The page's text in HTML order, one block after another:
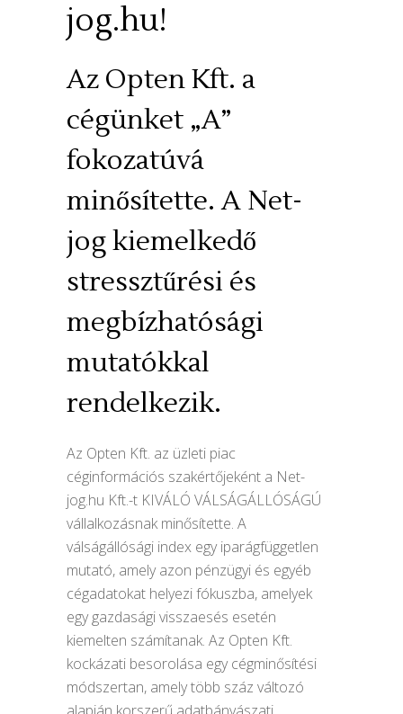
jog.hu!
Az Opten Kft. a
cégünket „A”
fokozatúvá
minősítette. A Net-
jog kiemelkedő
stressztűrési és
megbízhatósági
mutatókkal
rendelkezik.
Az Opten Kft. az üzleti piac
céginformációs szakértőjeként a Net-
jog.hu Kft.-t KIVÁLÓ VÁLSÁGÁLLÓSÁGÚ
vállalkozásnak minősítette. A
válságállósági index egy iparágfüggetlen
mutató, amely azon pénzügyi és egyéb
cégadatokat helyezi fókuszba, amelyek
egy gazdasági visszaesés esetén
kiemelten számítanak. Az Opten Kft.
kockázati besorolása egy cégminősítési
módszertan, amely több száz változó